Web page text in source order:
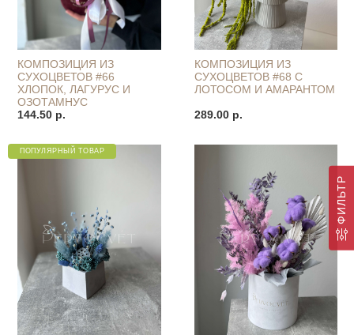
ФИЛЬТР
КОМПОЗИЦИЯ ИЗ
СУХОЦВЕТОВ #66
ХЛОПОК, ЛАГУРУС И
ОЗОТАМНУС
144.50 р.
КОМПОЗИЦИЯ ИЗ
СУХОЦВЕТОВ #68 С
ЛОТОСОМ И АМАРАНТОМ
289.00 р.
ПОПУЛЯРНЫЙ ТОВАР